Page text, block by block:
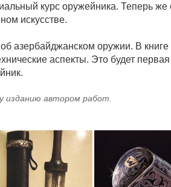
курс оружейника. Теперь же
искусстве.
азербайджанском оружии. В книге
аспекты. Это будет
изданию автором работ.